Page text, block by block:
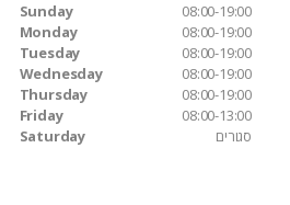
Sunday
08:00-19:00
Monday
08:00-19:00
Tuesday
08:00-19:00
Wednesday
08:00-19:00
Thursday
08:00-19:00
Friday
08:00-13:00
Saturday
סגורים